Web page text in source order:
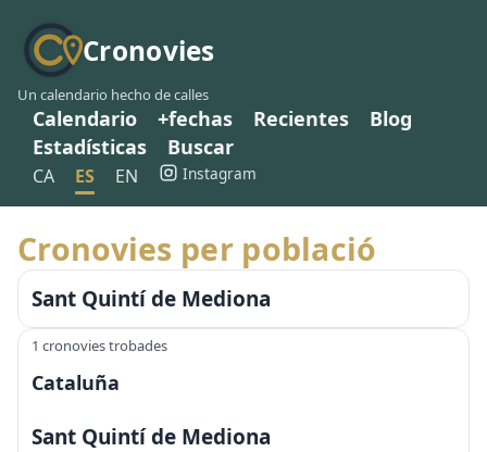
Cronovies
Un calendario hecho de calles
Calendario +fechas Recientes
Blog
Estadísticas
Buscar
CA ES EN Instagram
Cronovies per població
Sant Quintí de Mediona
1 cronovies trobades
Cataluña
Sant Quintí de Mediona